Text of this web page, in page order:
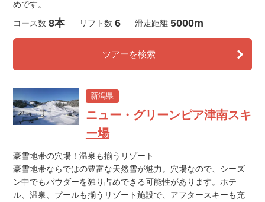
めです。
コース数 8本 リフト数 6 滑走距離 5000m
ツアーを検索
新潟県
ニュー・グリーンピア津南スキ
ー場
豪雪地帯の穴場！温泉も揃うリゾート
豪雪地帯ならではの豊富な天然雪が魅力。穴場なので、シーズ
ン中でもパウダーを独り占めできる可能性があります。ホテ
ル、温泉、プールも揃うリゾート施設で、アフタースキーも充